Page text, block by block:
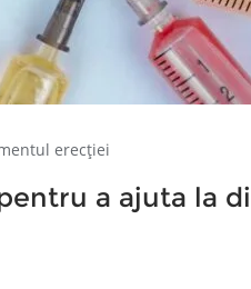
erecției
a ajuta la